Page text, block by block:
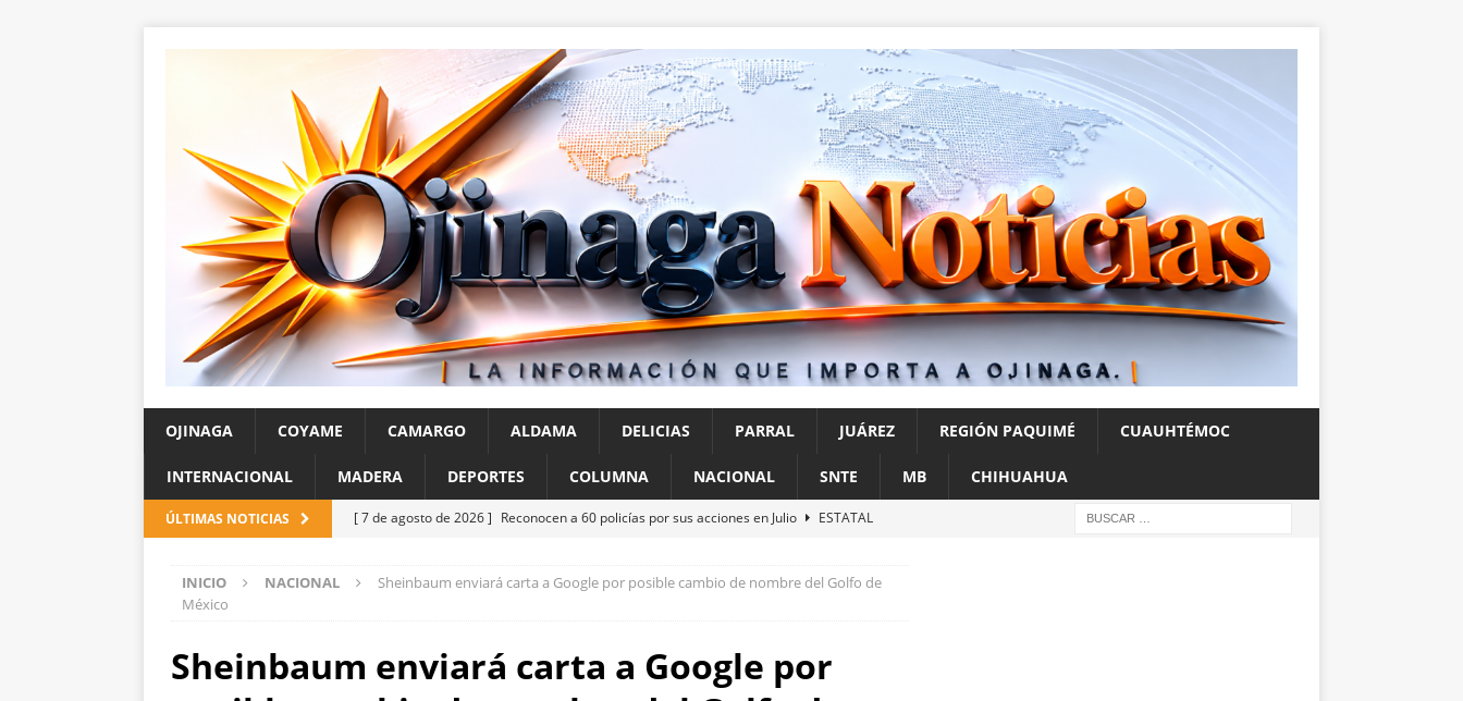
OJINAGA COYAME CAMARGO ALDAMA DELICIAS PARRAL JUÁREZ REGIÓN PAQUIMÉ CUAUHTÉMOC
INTERNACIONAL MADERA DEPORTES COLUMNA NACIONAL SNTE MB CHIHUAHUA
ÚLTIMAS NOTICIAS [ 7 de agosto de 2026 ] Reconocen a 60 policías por sus acciones en Julio
ESTATAL
encuestas
CHIHUAHUA MARCO BONILLA
agosto
ESTATAL
INICIO NACIONAL
Sheinbaum enviará carta a Google por posible cambio de nombre del Golfo de
México
Sheinbaum enviará carta a Google por